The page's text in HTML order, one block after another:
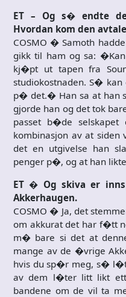
ET – Og s� endte
Hvordan kom den
COSMO � Samoth
gikk til ham og sa:
kj�pt ut tapen fra
studiokostnaden. S�
p� det.� Han sa at han
gjorde han og det tok
passet b�de
kombinasjon av at
det en utgivelse han
penger p�, og at han
ET � Og skiva er
Akkerhaugen.
COSMO � Ja, det
om akkurat det har f�tt
m� bare si det at
mange av de �vrige
hvis du sp�r meg, s�
av dem l�ter litt likt
bandene om de vil ta